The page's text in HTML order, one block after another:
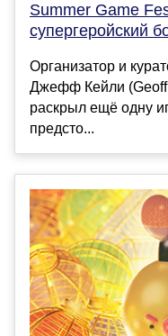
Summer Game
супергеройский
Организатор и
Джефф Кейли (Geoff
раскрыл ещё одну
предсто...